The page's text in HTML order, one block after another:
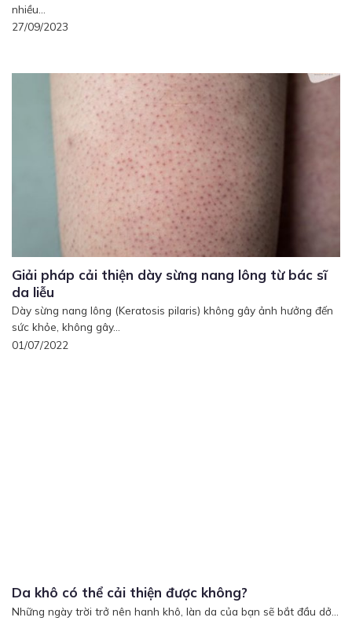
nhiều...
27/09/2023
Giải pháp cải thiện dày sừng nang lông từ bác sĩ
da liễu
Dày sừng nang lông (Keratosis pilaris) không gây ảnh hưởng đến
sức khỏe, không gây...
01/07/2022
Da khô có thể cải thiện được không?
Những ngày trời trở nên hanh khô, làn da của bạn sẽ bắt đầu dở...